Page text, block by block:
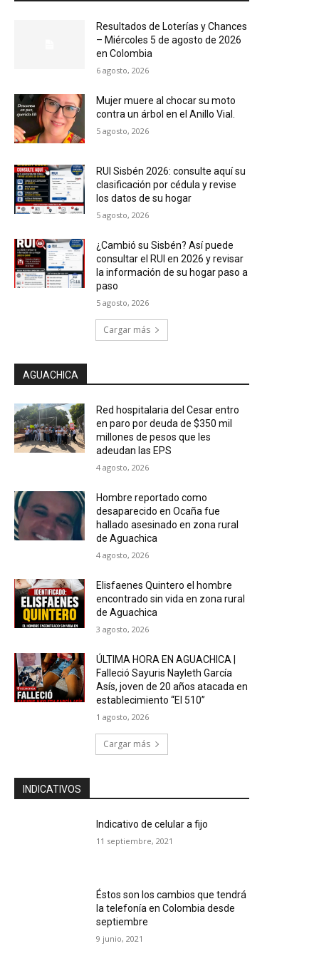
Resultados de Loterías y Chances
– Miércoles 5 de agosto de 2026
en Colombia
6 agosto, 2026
Mujer muere al chocar su moto
contra un árbol en el Anillo Vial.
5 agosto, 2026
RUI Sisbén 2026: consulte aquí su
clasificación por cédula y revise
los datos de su hogar
5 agosto, 2026
¿Cambió su Sisbén? Así puede
consultar el RUI en 2026 y revisar
la información de su hogar paso a
paso
5 agosto, 2026
Cargar más
AGUACHICA
Red hospitalaria del Cesar entro
en paro por deuda de $350 mil
millones de pesos que les
adeudan las EPS
4 agosto, 2026
Hombre reportado como
desaparecido en Ocaña fue
hallado asesinado en zona rural
de Aguachica
4 agosto, 2026
Elisfaenes Quintero el hombre
encontrado sin vida en zona rural
de Aguachica
3 agosto, 2026
ÚLTIMA HORA EN AGUACHICA |
Falleció Sayuris Nayleth García
Asís, joven de 20 años atacada en
establecimiento “El 510”
1 agosto, 2026
Cargar más
INDICATIVOS
Indicativo de celular a fijo
11 septiembre, 2021
Éstos son los cambios que tendrá
la telefonía en Colombia desde
septiembre
9 junio, 2021